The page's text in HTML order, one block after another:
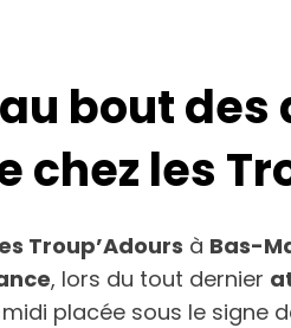
bout des
les
Troup’Adours à Bas-
, lors du tout dernier
placée sous le signe